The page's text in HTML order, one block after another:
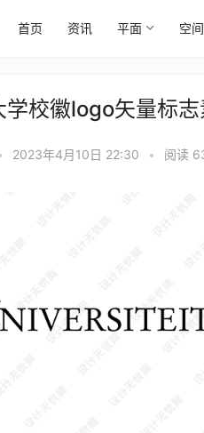
首页 资讯 平面 空间
学校徽logo矢量标志
2023年4月10日 22:30 • 阅读